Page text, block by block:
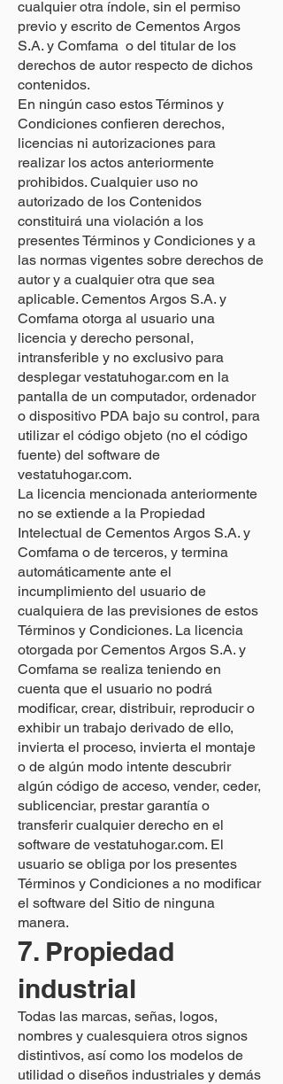
cualquier otra índole, sin el permiso
previo y escrito de Cementos Argos
S.A. y Comfama o del titular de los
derechos de autor respecto de dichos
contenidos.
En ningún caso estos Términos y
Condiciones confieren derechos,
licencias ni autorizaciones para
realizar los actos anteriormente
prohibidos. Cualquier uso no
autorizado de los Contenidos
constituirá una violación a los
presentes Términos y Condiciones y a
las normas vigentes sobre derechos de
autor y a cualquier otra que sea
aplicable. Cementos Argos S.A. y
Comfama otorga al usuario una
licencia y derecho personal,
intransferible y no exclusivo para
desplegar vestatuhogar.com en la
pantalla de un computador, ordenador
o dispositivo PDA bajo su control, para
utilizar el código objeto (no el código
fuente) del software de
vestatuhogar.com.
La licencia mencionada anteriormente
no se extiende a la Propiedad
Intelectual de Cementos Argos S.A. y
Comfama o de terceros, y termina
automáticamente ante el
incumplimiento del usuario de
cualquiera de las previsiones de estos
Términos y Condiciones. La licencia
otorgada por Cementos Argos S.A. y
Comfama se realiza teniendo en
cuenta que el usuario no podrá
modificar, crear, distribuir, reproducir o
exhibir un trabajo derivado de ello,
invierta el proceso, invierta el montaje
o de algún modo intente descubrir
algún código de acceso, vender, ceder,
sublicenciar, prestar garantía o
transferir cualquier derecho en el
software de vestatuhogar.com. El
usuario se obliga por los presentes
Términos y Condiciones a no modificar
el software del Sitio de ninguna
manera.
7. Propiedad
industrial
Todas las marcas, señas, logos,
nombres y cualesquiera otros signos
distintivos, así como los modelos de
utilidad o diseños industriales y demás